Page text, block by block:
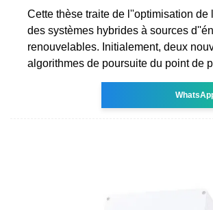
Cette thèse traite de l''optimisation de
des systèmes hybrides à sources
renouvelables. Initialement, deux
algorithmes de poursuite du point de